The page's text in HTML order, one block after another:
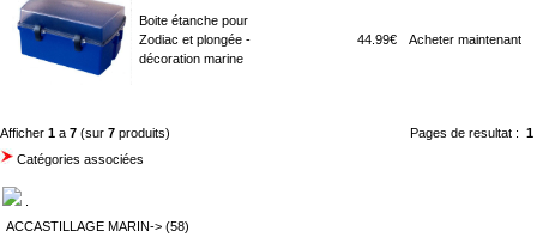
Boite étanche pour
Zodiac et plongée -
décoration marine
44.99€ Acheter maintenant
Pages de resultat : 1
Afficher 1 a 7 (sur 7 produits)
Catégories associées
ACCASTILLAGE MARIN-> (58)